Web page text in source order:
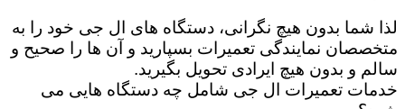
لذا شما بدون هیچ نگرانی، دستگاه های ال جی خود را به
متخصصان نمایندگی تعمیرات بسپارید و آن ها را صحیح و
سالم و بدون هیچ ایرادی تحویل بگیرید.
خدمات تعمیرات ال جی شامل چه دستگاه هایی می